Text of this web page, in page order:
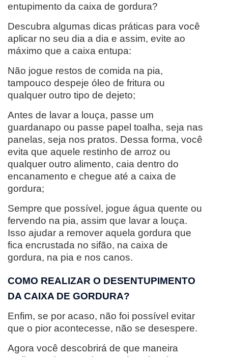
entupimento da caixa de gordura?
Descubra algumas dicas práticas para você
aplicar no seu dia a dia e assim, evite ao
máximo que a caixa entupa:
Não jogue restos de comida na pia,
tampouco despeje óleo de fritura ou
qualquer outro tipo de dejeto;
Antes de lavar a louça, passe um
guardanapo ou passe papel toalha, seja nas
panelas, seja nos pratos. Dessa forma, você
evita que aquele restinho de arroz ou
qualquer outro alimento, caia dentro do
encanamento e chegue até a caixa de
gordura;
Sempre que possível, jogue água quente ou
fervendo na pia, assim que lavar a louça.
Isso ajudar a remover aquela gordura que
fica encrustada no sifão, na caixa de
gordura, na pia e nos canos.
COMO REALIZAR O DESENTUPIMENTO
DA CAIXA DE GORDURA?
Enfim, se por acaso, não foi possível evitar
que o pior acontecesse, não se desespere.
Agora você descobrirá de que maneira